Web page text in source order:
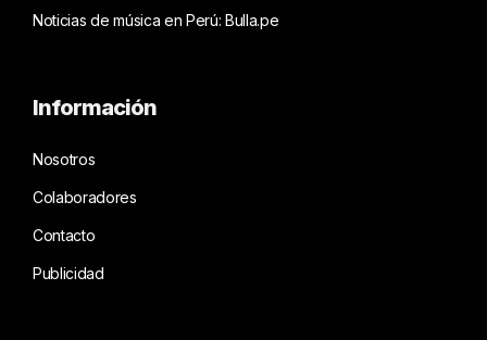
Noticias de música en Perú: Bulla.pe
Información
Nosotros
Colaboradores
Contacto
Publicidad